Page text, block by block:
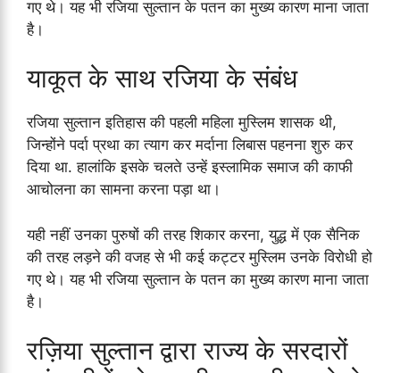
गए थे। यह भी रजिया सुल्तान के पतन का मुख्य कारण माना जाता
है।
याकूत के साथ रजिया के संबंध
रजिया सुल्तान इतिहास की पहली महिला मुस्लिम शासक थी,
जिन्होंने पर्दा प्रथा का त्याग कर मर्दाना लिबास पहनना शुरु कर
दिया था. हालांकि इसके चलते उन्हें इस्लामिक समाज की काफी
आचोलना का सामना करना पड़ा था।
यही नहीं उनका पुरुषों की तरह शिकार करना, युद्ध में एक सैनिक
की तरह लड़ने की वजह से भी कई कट्टर मुस्लिम उनके विरोधी हो
गए थे। यह भी रजिया सुल्तान के पतन का मुख्य कारण माना जाता
है।
रज़िया सुल्तान द्वारा राज्य के सरदारों